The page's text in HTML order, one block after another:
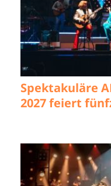
Spektakuläre
2027 feiert